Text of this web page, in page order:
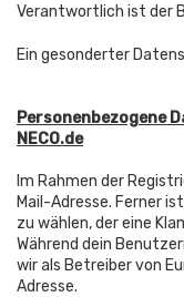
Verantwortlich ist der
Ein gesonderter
Personenbezogene
NECO.de
Im Rahmen der
Mail-Adresse. Ferner
zu wählen, der eine
Während dein
wir als Betreiber von
Adresse.